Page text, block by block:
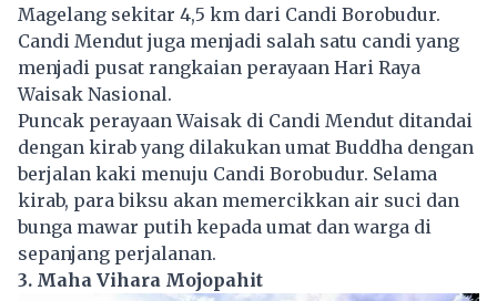
Magelang sekitar 4,5 km dari Candi Borobudur.
Candi Mendut juga menjadi salah satu candi yang
menjadi pusat rangkaian perayaan Hari Raya
Waisak Nasional.
Puncak perayaan Waisak di Candi Mendut ditandai
dengan kirab yang dilakukan umat Buddha dengan
berjalan kaki menuju Candi Borobudur. Selama
kirab, para biksu akan memercikkan air suci dan
bunga mawar putih kepada umat dan warga di
sepanjang perjalanan.
3. Maha Vihara Mojopahit